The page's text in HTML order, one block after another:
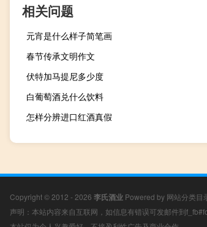
相关问题
元宵是什么样子简笔画
春节传承文明作文
伏特加马提尼多少度
白葡萄酒兑什么饮料
怎样分辨进口红酒真假
Copyright © 2012 - 2026 李氏酒业 Powered by 网站分类目
声明：本站内容来自互联网，如信息有错误可发邮件到